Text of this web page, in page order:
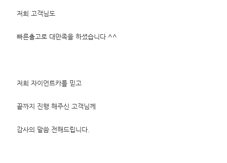
저희 고객님도
빠른출고로 대만족을 하셨습니다 ^^
저희 자이언트카를 믿고
끝까지 진행 해주신 고객님께
감사의 말씀 전해드립니다.